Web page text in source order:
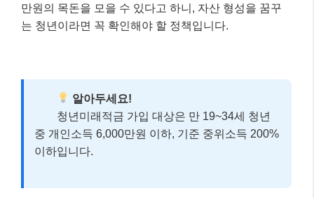
만원의 목돈을 모을 수 있다고 하니, 자산 형성을 꿈꾸
는 청년이라면 꼭 확인해야 할 정책입니다.
알아두세요!
청년미래적금 가입 대상은 만 19~34세 청년
중 개인소득 6,000만원 이하, 기준 중위소득 200%
이하입니다.